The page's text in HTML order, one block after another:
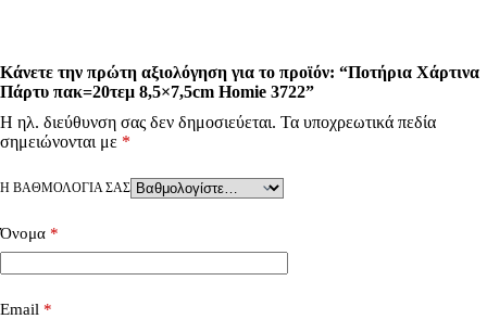
Κάνετε την πρώτη αξιολόγηση για το προϊόν: “Ποτήρια Χάρτινα
Πάρτυ πακ=20τεμ 8,5×7,5cm Homie 3722”
Η ηλ. διεύθυνση σας δεν δημοσιεύεται. Τα υποχρεωτικά πεδία
σημειώνονται με *
Η ΒΑΘΜΟΛΟΓΊΑ ΣΑΣ
Όνομα *
Email *